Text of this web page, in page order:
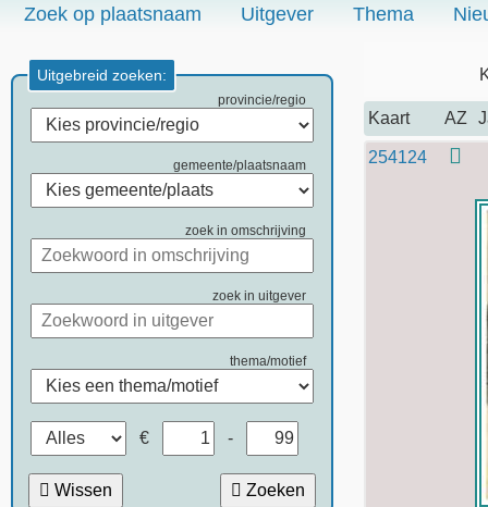
Zoek op plaatsnaam Uitgever Thema
Uitgebreid zoeken:
provincie/regio
gemeente/plaatsnaam
zoek in omschrijving
zoek in uitgever
thema/motief
€ -
Wissen Zoeken
Kaart AZ
254124